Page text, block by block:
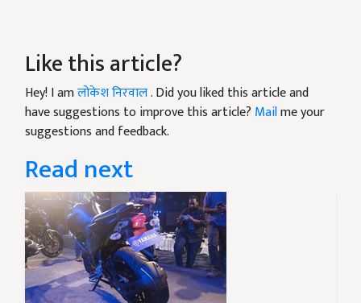
Like this article?
Hey! I amलोकेश निरवाल. Did you liked this article and
have suggestions to improve this article? Mailme your
suggestions and feedback.
Read next